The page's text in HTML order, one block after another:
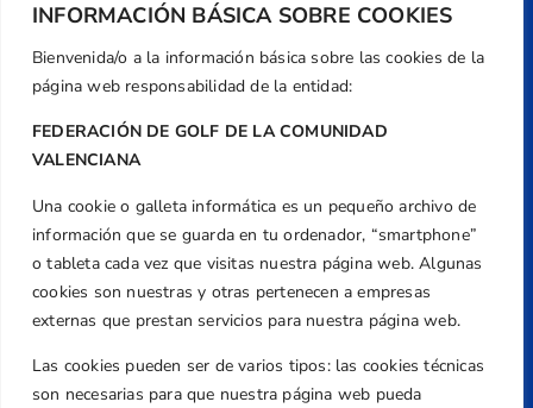
INFORMACIÓN BÁSICA SOBRE COOKIES
Bienvenida/o a la información básica sobre las cookies de la
página web responsabilidad de la entidad:
FEDERACIÓN DE GOLF DE LA COMUNIDAD
VALENCIANA
Una cookie o galleta informática es un pequeño archivo de
información que se guarda en tu ordenador, “smartphone”
o tableta cada vez que visitas nuestra página web. Algunas
cookies son nuestras y otras pertenecen a empresas
externas que prestan servicios para nuestra página web.
Las cookies pueden ser de varios tipos: las cookies técnicas
son necesarias para que nuestra página web pueda
Dirección
Centre de L´Esport, Carrer d'Isaac Peral i
Caballero, Nº 5, Despachos 2 y 3, 46980,
Valencia
Teléfono
+34 961 367 799